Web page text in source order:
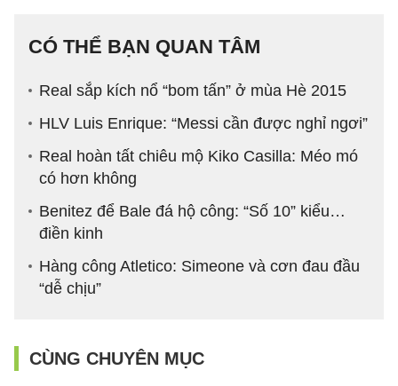
CÓ THỂ BẠN QUAN TÂM
Real sắp kích nổ “bom tấn” ở mùa Hè 2015
HLV Luis Enrique: “Messi cần được nghỉ ngơi”
Real hoàn tất chiêu mộ Kiko Casilla: Méo mó
có hơn không
Benitez để Bale đá hộ công: “Số 10” kiểu…
điền kinh
Hàng công Atletico: Simeone và cơn đau đầu
“dễ chịu”
CÙNG CHUYÊN MỤC